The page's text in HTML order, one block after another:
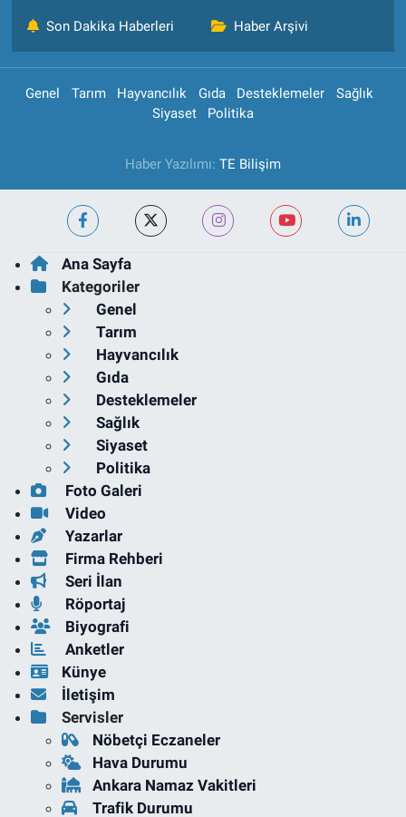
Son Dakika Haberleri Haber Arşivi
Genel Tarım Hayvancılık Gıda Desteklemeler
Sağlık
Siyaset
Politika
Haber Yazılımı: TE Bilişim
Ana Sayfa
Kategoriler
Genel
Tarım
Hayvancılık
Gıda
Desteklemeler
Sağlık
Siyaset
Politika
Foto Galeri
Video
Yazarlar
Firma Rehberi
Seri İlan
Röportaj
Biyografi
Anketler
Künye
İletişim
Servisler
Nöbetçi Eczaneler
Hava Durumu
Ankara Namaz Vakitleri
Trafik Durumu